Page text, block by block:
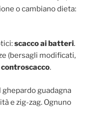
o cambiano dieta:
scacco ai batteri.
(bersagli modificati,
controscacco.
guadagna
e zig-zag. Ognuno